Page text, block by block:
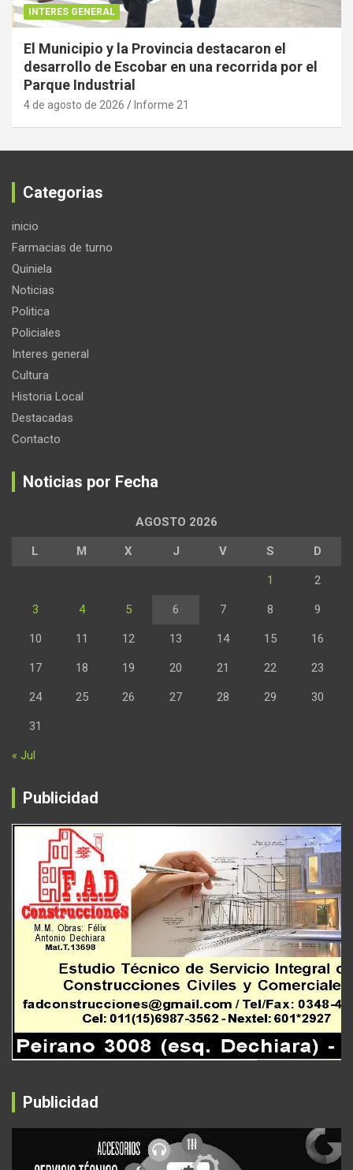
INTERES GENERAL
El Municipio y la Provincia destacaron el
desarrollo de Escobar en una recorrida por el
Parque Industrial
4 de agosto de 2026 Informe 21
Categorias
inicio
Farmacias de turno
Quiniela
Noticias
Politica
Policiales
Interes general
Cultura
Historia Local
Destacadas
Contacto
Noticias por Fecha
AGOSTO 2026
L M X J V S D
1 2
3 4 5 6 7 8 9
10 11 12 13 14 15 16
17 18 19 20 21 22 23
24 25 26 27 28 29 30
31
« Jul
Publicidad
Publicidad